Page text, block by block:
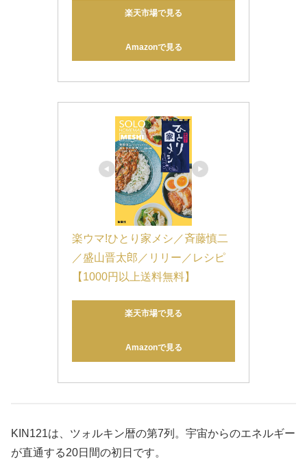
楽天市場で見る
Amazonで見る
楽ウマ!ひとり家メシ／斉藤慎二
／盛山晋太郎／リリー／レシピ
【1000円以上送料無料】
楽天市場で見る
Amazonで見る
KIN121は、ツォルキン暦の第7列。宇宙からのエネルギー
が直通する20日間の初日です。